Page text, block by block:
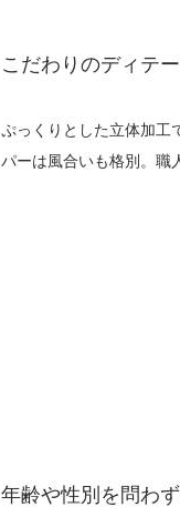
こだわりのディテ
ぷっくりとした立体加工
パーは風合いも格別。職
年齢や性別を問わ